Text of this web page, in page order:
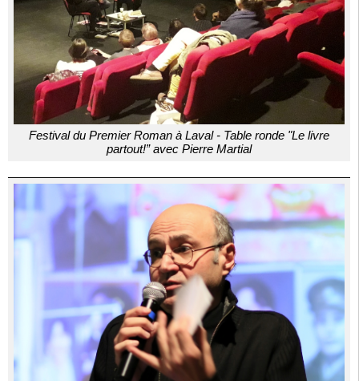
Festival du Premier Roman à Laval - Table ronde "Le livre
partout!” avec Pierre Martial